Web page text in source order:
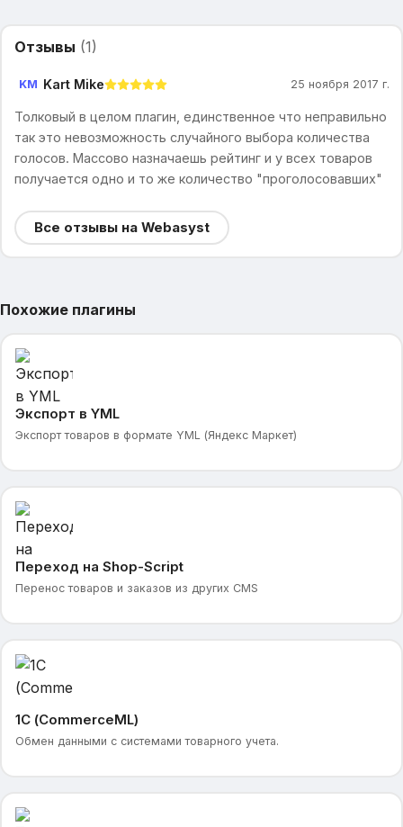
Отзывы (1)
KM Kart Mike 25 ноября 2017 г.
Толковый в целом плагин, единственное что неправильно
так это невозможность случайного выбора количества
голосов. Массово назначаешь рейтинг и у всех товаров
получается одно и то же количество "проголосовавших"
Все отзывы на Webasyst
Похожие плагины
Экспорт в YML
Экспорт товаров в формате YML (Яндекс Маркет)
Переход на Shop-Script
Перенос товаров и заказов из других CMS
1С (CommerceML)
Обмен данными с системами товарного учета.